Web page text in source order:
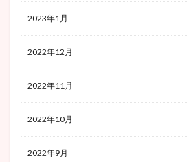
2023年1月
2022年12月
2022年11月
2022年10月
2022年9月